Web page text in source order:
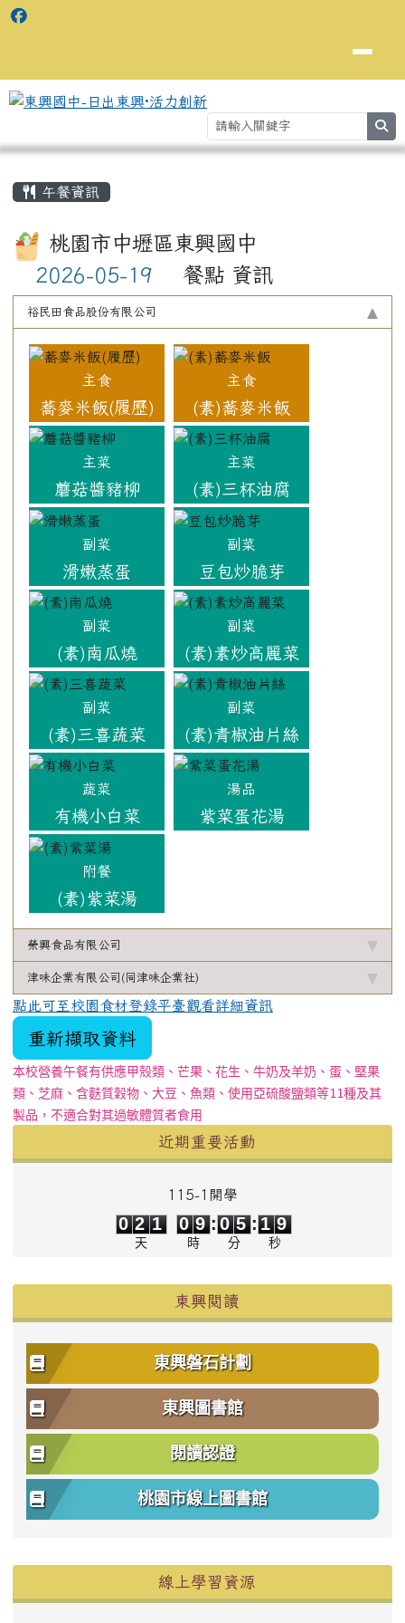
午餐資訊
桃園市中壢區東興國中
餐點 資訊
裕民田食品股份有限公司
主食
蕎麥米飯(履歷)
主食
(素)蕎麥米飯
主菜
蘑菇醬豬柳
主菜
(素)三杯油腐
副菜
滑嫩蒸蛋
副菜
豆包炒脆芽
副菜
(素)南瓜燒
副菜
(素)素炒高麗菜
副菜
(素)三喜蔬菜
副菜
(素)青椒油片絲
蔬菜
有機小白菜
湯品
紫菜蛋花湯
附餐
(素)紫菜湯
榮興食品有限公司
津味企業有限公司(同津味企業社)
點此可至校園食材登錄平臺觀看詳細資訊
重新擷取資料
本校營養午餐有供應甲殼類、芒果、花生、牛奶及羊奶、蛋、堅果
類、芝麻、含麩質穀物、大豆、魚類、使用亞硫酸鹽類等11種及其
製品，不適合對其過敏體質者食用
近期重要活動
115-1開學
0 2 1
天
0
0
9
9
時
:
0
0
5
5
分
: 1 9
秒
東興閱讀
東興磐石計劃
東興圖書館
閱讀認證
桃園市線上圖書館
線上學習資源